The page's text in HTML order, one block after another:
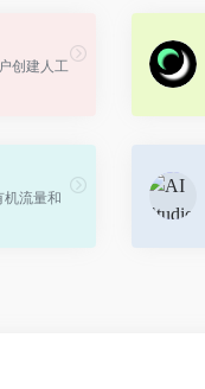
创建人工
机流量和